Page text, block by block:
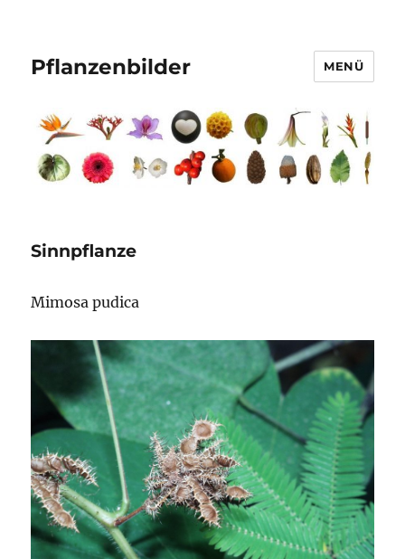
Pflanzenbilder MENÜ
Sinnpflanze
Mimosa pudica